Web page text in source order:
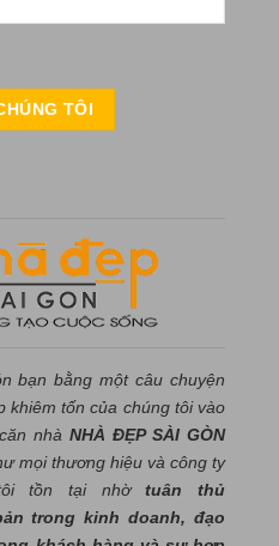
bạn bằng một câu chuyện
khiêm tốn của chúng tôi vào
nhà NHÀ ĐẸP SÀI GÒN
mọi thương hiệu và công ty
tôi tồn tại nhờtuân thủ
trong kinh doanh, đạo